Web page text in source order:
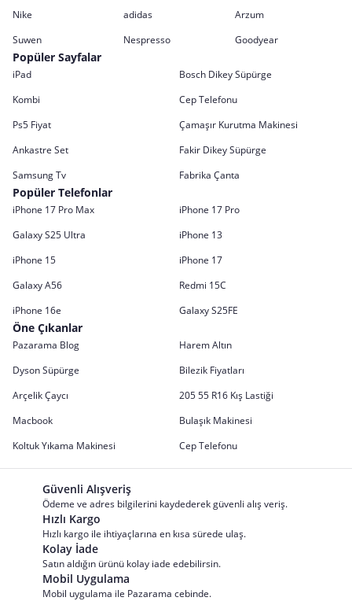
Nike adidas
Arzum
Suwen
Nespresso Goodyear
Popüler Sayfalar
iPad
Bosch Dikey Süpürge
Kombi
Cep Telefonu
Ps5 Fiyat
Çamaşır Kurutma Makinesi
Ankastre Set
Fakir Dikey Süpürge
Samsung Tv
Fabrika Çanta
Popüler Telefonlar
iPhone 17 Pro Max
iPhone 17 Pro
Galaxy S25 Ultra
iPhone 13
iPhone 15
iPhone 17
Galaxy A56
Redmi 15C
iPhone 16e
Galaxy S25FE
Öne Çıkanlar
Pazarama Blog
Harem Altın
Dyson Süpürge
Bilezik Fiyatları
Arçelik Çaycı
205 55 R16 Kış Lastiği
Macbook
Bulaşık Makinesi
Koltuk Yıkama Makinesi
Cep Telefonu
Güvenli Alışveriş
Ödeme ve adres bilgilerini kaydederek güvenli alış veriş.
Hızlı Kargo
Hızlı kargo ile ihtiyaçlarına en kısa sürede ulaş.
Kolay İade
Satın aldığın ürünü kolay iade edebilirsin.
Mobil Uygulama
Mobil uygulama ile Pazarama cebinde.